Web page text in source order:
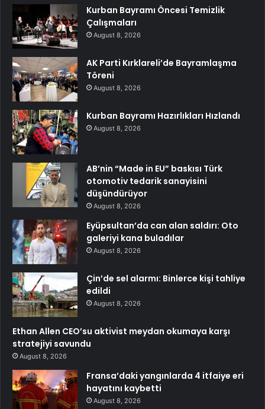
Kurban Bayramı Öncesi Temizlik
Çalışmaları
August 8, 2026
AK Parti Kırklareli’de Bayramlaşma
Töreni
August 8, 2026
Kurban Bayramı Hazırlıkları Hızlandı
August 8, 2026
AB’nin “Made in EU” baskısı Türk
otomotiv tedarik sanayisini
düşündürüyor
August 8, 2026
Eyüpsultan’da can alan saldırı: Oto
galeriyi kana buladılar
August 8, 2026
Çin’de sel alarmı: Binlerce kişi tahliye
edildi
August 8, 2026
Ethan Allen CEO’su aktivist meydan okumaya karşı
stratejiyi savundu
August 8, 2026
Fransa’daki yangınlarda 4 itfaiye eri
hayatını kaybetti
August 8, 2026